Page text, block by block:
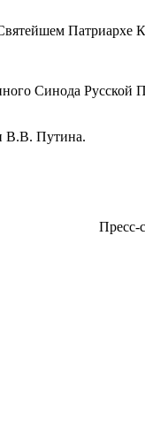
Патриархе
Синода Русской
В.В. Путина.
Пресс-